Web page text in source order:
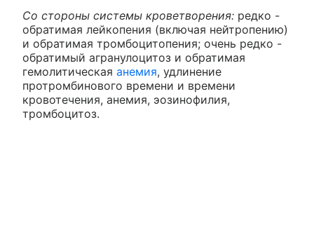
Со стороны системы кроветворения: редко -
обратимая лейкопения (включая нейтропению)
и обратимая тромбоцитопения; очень редко -
обратимый агранулоцитоз и обратимая
гемолитическая анемия, удлинение
протромбинового времени и времени
кровотечения, анемия, эозинофилия,
тромбоцитоз.